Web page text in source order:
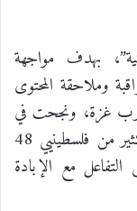
بهدف مواجهة
وملاحقة المحتوى
حرب غزة، ونجحت في
خلق حالة من “الرعب الرقمي”، دفعت بالكثير من فلسطينيي 48
مع الإبادة